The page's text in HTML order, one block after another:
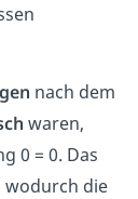
nach dem
waren,
0 = 0. Das
wodurch die